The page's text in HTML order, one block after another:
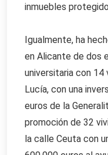
inmuebles
Igualmente, ha
en Alicante de dos
universitaria con 14
Lucía, con una
euros de la
promoción de 32
la calle Ceuta con